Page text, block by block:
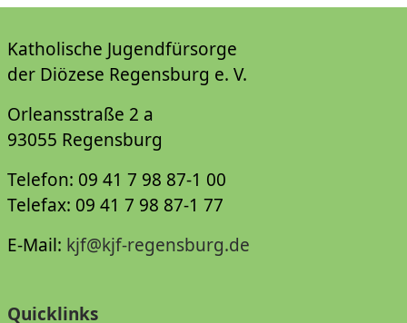
Katholische Jugendfürsorge
der Diözese Regensburg e. V.
Orleansstraße 2 a
93055 Regensburg
Telefon: 09 41 7 98 87-1 00
Telefax: 09 41 7 98 87-1 77
E-Mail: kjf@kjf-regensburg.de
Quicklinks